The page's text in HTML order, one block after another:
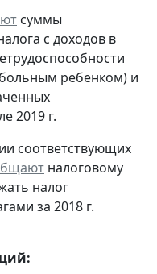
суммы
с доходов в
ребенком) и
2019 г.
соответствующих
налоговому
налог
за 2018 г.